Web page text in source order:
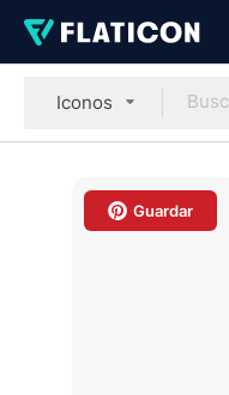
Iconos
Guardar